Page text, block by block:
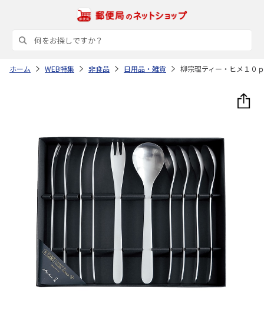
ホーム WEB特集 非食品 日用品・雑貨 柳宗理ティー・ヒメ１０